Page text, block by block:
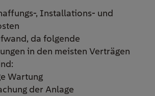
, Installations- und
da folgende
in den meisten Verträgen
Wartung
der Anlage